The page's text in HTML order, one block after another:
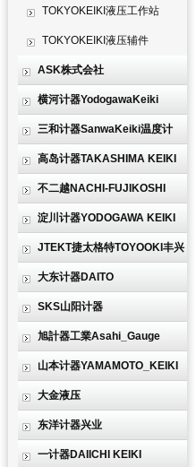
TOKYOKEIKI液压工作站
TOKYOKEIKI液压辅件
ASK株式会社
横河计器YodogawaKeiki
三和计器SanwaKeiki温度计
高岛计器TAKASHIMA KEIKI
不二越NACHI-FUJIKOSHI
淀川计器YODOGAWA KEIKI
JTEKT捷太格特TOYOOKI丰兴
大东计器DAITO
SKS山阳计器
旭計器工業Asahi_Gauge
山本计器YAMAMOTO_KEIKI
大金液压
东洋计器兴业
一计器DAIICHI KEIKI